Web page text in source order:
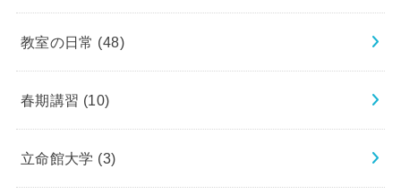
教室の日常 (48)
春期講習 (10)
立命館大学 (3)